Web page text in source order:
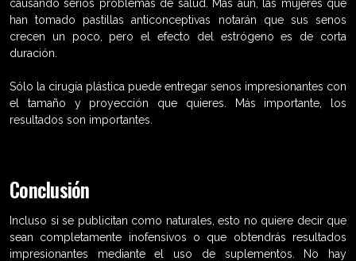
causando serios problemas de salud. Más aún, las mujeres que
han tomado pastillas anticonceptivas notarán que sus senos
crecen un poco, pero el efecto del estrógeno es de corta
duración.
Sólo la cirugía plástica puede entregar senos impresionantes con
el tamaño y proyección que quieres. Más importante, los
resultados son importantes.
Conclusión
Incluso si se publicitan como naturales, esto no quiere decir que
sean completamente inofensivos o que obtendrás resultados
impresionantes mediante el uso de suplementos. No hay